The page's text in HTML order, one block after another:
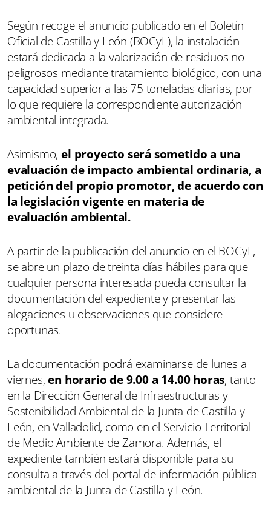
Según recoge el anuncio publicado en el Boletín
Oficial de Castilla y León (BOCyL), la instalación
estará dedicada a la valorización de residuos no
peligrosos mediante tratamiento biológico, con una
capacidad superior a las 75 toneladas diarias, por
lo que requiere la correspondiente autorización
ambiental integrada.
Asimismo, el proyecto será sometido a una
evaluación de impacto ambiental ordinaria, a
petición del propio promotor, de acuerdo con
la legislación vigente en materia de
evaluación ambiental.
A partir de la publicación del anuncio en el BOCyL,
se abre un plazo de treinta días hábiles para que
cualquier persona interesada pueda consultar la
documentación del expediente y presentar las
alegaciones u observaciones que considere
oportunas.
La documentación podrá examinarse de lunes a
viernes, en horario de 9.00 a 14.00 horas, tanto
en la Dirección General de Infraestructuras y
Sostenibilidad Ambiental de la Junta de Castilla y
León, en Valladolid, como en el Servicio Territorial
de Medio Ambiente de Zamora. Además, el
expediente también estará disponible para su
consulta a través del portal de información pública
ambiental de la Junta de Castilla y León.